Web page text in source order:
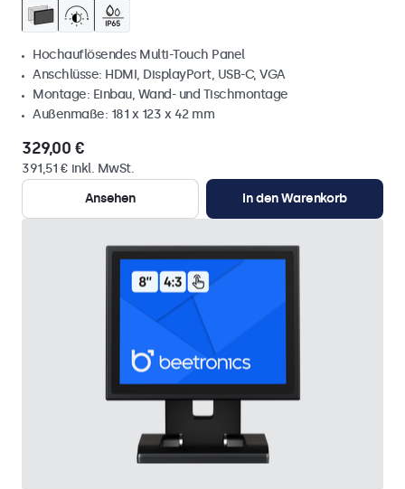
Hochauflösendes Multi-Touch Panel
Anschlüsse: HDMI, DisplayPort, USB-C, VGA
Montage: Einbau, Wand- und Tischmontage
Außenmaße: 181 x 123 x 42 mm
329,00 €
391,51 € inkl. MwSt.
Ansehen
In den Warenkorb